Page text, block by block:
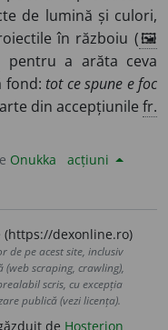
de lumină și culori,
în războiu (🖼
pentru a arăta ceva
fond: tot ce spune e foc
din accepțiunile fr.
Onukka acțiuni
(https://dexonline.ro)
de pe acest site, inclusiv
scraping, crawling),
scris, cu excepția
publică (vezi licența).
de Hosterion